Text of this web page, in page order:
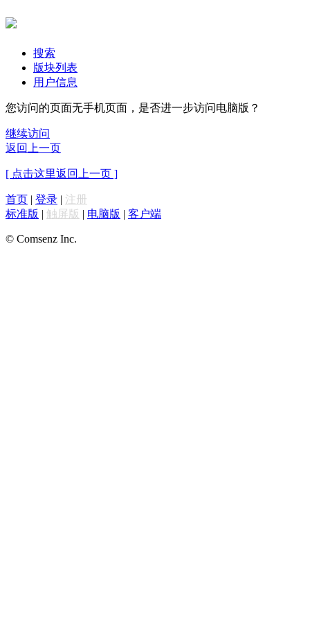
搜索
版块列表
用户信息
您访问的页面无手机页面，是否进一步访问电脑版？
继续访问
返回上一页
[ 点击这里返回上一页 ]
首页 | 登录 | 注册
标准版 | 触屏版 | 电脑版 | 客户端
© Comsenz Inc.